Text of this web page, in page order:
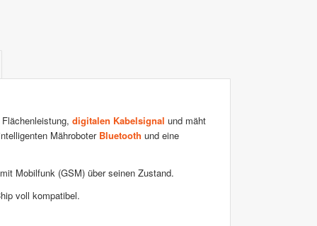
digitalen Kabelsignal und mäht
Mähroboter Bluetooth und eine
Mobilfunk (GSM) über seinen Zustand.
voll kompatibel.